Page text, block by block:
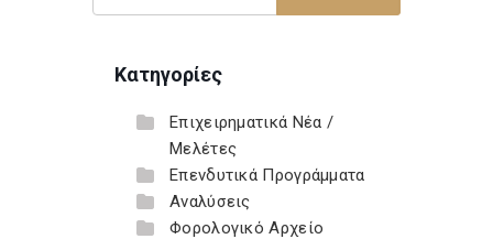
Κατηγορίες
Επιχειρηματικά Νέα /
Μελέτες
Επενδυτικά Προγράμματα
Αναλύσεις
Φορολογικό Αρχείο